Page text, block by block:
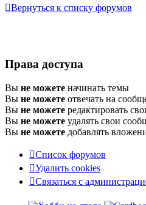
Вернуться к списку форумов
Права доступа
Вы не можете начинать темы
Вы не можете отвечать на
Вы не можете редактировать
Вы не можете удалять свои
Вы не можете добавлять
Список форумов
Удалить cookies
Связаться
Связаться с администраци